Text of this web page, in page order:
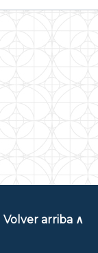
Volver arriba ∧